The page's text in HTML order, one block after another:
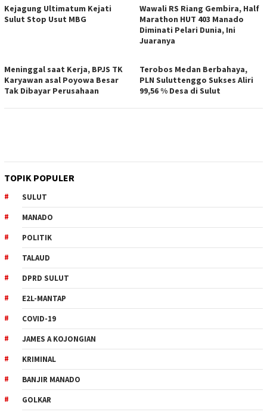
Kejagung Ultimatum Kejati
Sulut Stop Usut MBG
Wawali RS Riang Gembira, Half
Marathon HUT 403 Manado
Diminati Pelari Dunia, Ini
Juaranya
Meninggal saat Kerja, BPJS TK
Karyawan asal Poyowa Besar
Tak Dibayar Perusahaan
Terobos Medan Berbahaya,
PLN Suluttenggo Sukses Aliri
99,56 % Desa di Sulut
TOPIK POPULER
SULUT
MANADO
POLITIK
TALAUD
DPRD SULUT
E2L-MANTAP
COVID-19
JAMES A KOJONGIAN
KRIMINAL
BANJIR MANADO
GOLKAR